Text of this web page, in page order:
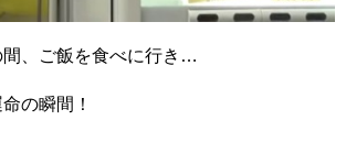
間、ご飯を食べに行き…
の瞬間！